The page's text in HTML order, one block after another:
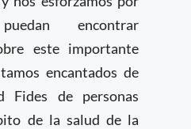
encontrar
este importante
encantados de
Fides de personas
de la salud de la